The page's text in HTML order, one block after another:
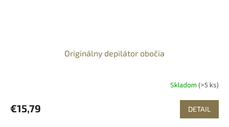
Originálny depilátor obočia
Skladom (>5 ks)
€15,79 DETAIL